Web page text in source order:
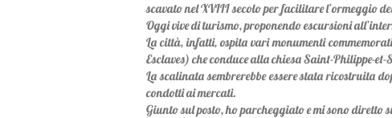
scavato nel XVIII secolo per facilitare l’ormeggio
Oggi vive di turismo, proponendo escursioni
La città, infatti, ospita vari monumenti
Esclaves) che conduce alla chiesa Saint-Philippe-
La scalinata sembrerebbe essere stata ricostruita
condotti ai mercati.
Giunto sul posto, ho parcheggiato e mi sono diretto